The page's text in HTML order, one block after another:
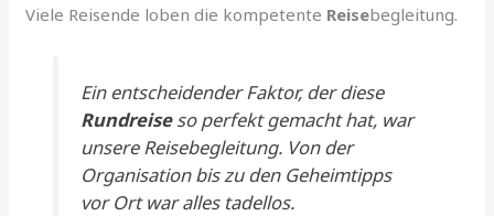
Viele Reisende loben die kompetente Reisebegleitung.
Ein entscheidender Faktor, der diese
Rundreiseso perfekt gemacht hat, war
unsere Reisebegleitung. Von der
Organisation bis zu den Geheimtipps
vor Ort war alles tadellos.